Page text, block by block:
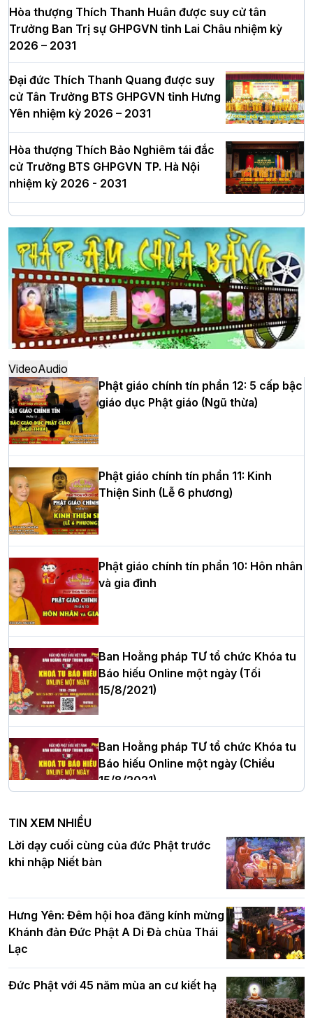
Hòa thượng Thích Thanh Huân được suy cử tân
Trưởng Ban Trị sự GHPGVN tỉnh Lai Châu nhiệm kỳ
2026 – 2031
Đại đức Thích Thanh Quang được suy
cử Tân Trưởng BTS GHPGVN tỉnh Hưng
Yên nhiệm kỳ 2026 – 2031
Hòa thượng Thích Bảo Nghiêm tái đắc
cử Trưởng BTS GHPGVN TP. Hà Nội
nhiệm kỳ 2026 - 2031
Hà Nội: Long trọng lễ khởi công xây
dựng Trung tâm văn hóa Phật giáo Thủ
đô
Hà Nội: Ngày tu học cuối cùng khép lại
khóa sinh hoạt Phật pháp mùa hè lần
thứ XIV tại chùa Bằng
Học yêu thương trong ngày tu tập thứ
tư của Khóa sinh hoạt Phật pháp mùa
hè tại chùa Bằng
HT.Thích Thọ Lạc được suy cử làm tân
Trưởng BTS GHPGVN tỉnh Nghệ An
Hòa thượng Thích Quảng Tùng tái đắc
cử Trưởng BTS GHPGVN thành phố Hải
Phòng nhiệm kỳ 2026 – 2031
Thượng tọa Thích Tâm Chính được suy
cử tân Trưởng ban Trị sự GHPGVN tỉnh
Hà Nội: Tăng Ni Trường hạ Bồ Đề trang
nghiêm tác pháp Tiền an cư PL.2570 –
DL.2026
chúc mừng Phật đản BTS GHPGVN TP.
Hà Nội
Hơn 5.000 người tham dự diễu hành,
VideoAudio
Phật giáo chính tín phần 12: 5 cấp bậc
giáo dục Phật giáo (Ngũ thừa)
Phật giáo chính tín phần 11: Kinh
Thiện Sinh (Lễ 6 phương)
Phật giáo chính tín phần 10: Hôn nhân
và gia đình
Ban Hoằng pháp TƯ tổ chức Khóa tu
Báo hiếu Online một ngày (Tối
15/8/2021)
Ban Hoằng pháp TƯ tổ chức Khóa tu
Báo hiếu Online một ngày (Chiều
15/8/2021)
Ban Hoằng pháp TƯ tổ chức Khóa tu
Báo hiếu Online một ngày (Sáng
15/8/2021)
Tinh thần yêu nước của Phật giáo
TIN XEM NHIỀU
Lời dạy cuối cùng của đức Phật trước
khi nhập Niết bàn
Hưng Yên: Đêm hội hoa đăng kính mừng
Khánh đản Đức Phật A Di Đà chùa Thái
Lạc
Đức Phật với 45 năm mùa an cư kiết hạ